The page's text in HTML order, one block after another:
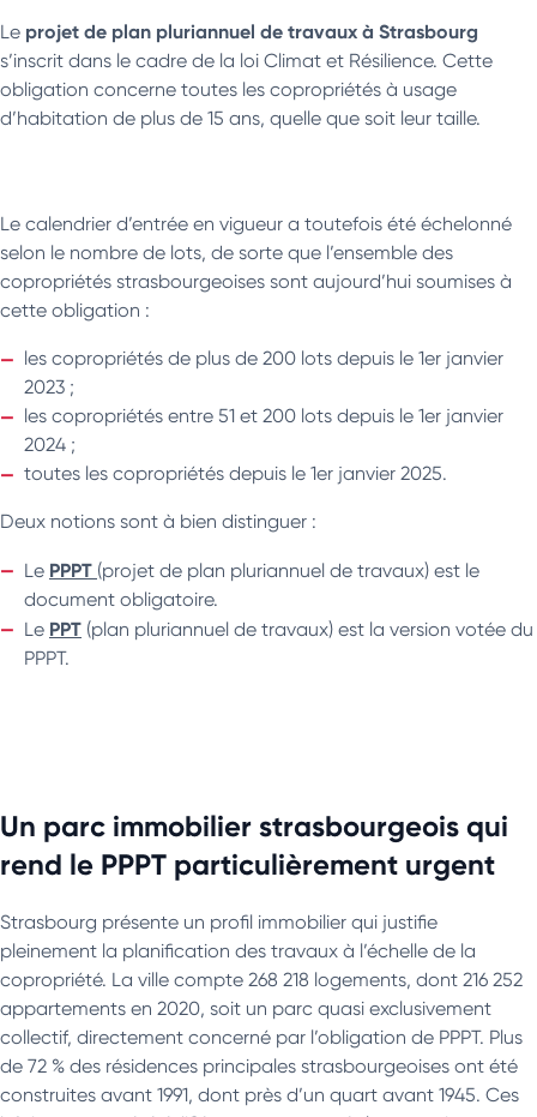
Le projet de plan pluriannuel de travaux à Strasbourg
s’inscrit dans le cadre de la loi Climat et Résilience. Cette
obligation concerne toutes les copropriétés à usage
d’habitation de plus de 15 ans, quelle que soit leur taille.
Le calendrier d’entrée en vigueur a toutefois été échelonné
selon le nombre de lots, de sorte que l’ensemble des
copropriétés strasbourgeoises sont aujourd’hui soumises à
cette obligation :
les copropriétés de plus de 200 lots depuis le 1er janvier
2023 ;
les copropriétés entre 51 et 200 lots depuis le 1er janvier
2024 ;
toutes les copropriétés depuis le 1er janvier 2025.
Deux notions sont à bien distinguer :
Le PPPT (projet de plan pluriannuel de travaux) est le
document obligatoire.
Le PPT (plan pluriannuel de travaux) est la version votée du
PPPT.
Un parc immobilier strasbourgeois qui
rend le PPPT particulièrement urgent
Strasbourg présente un profil immobilier qui justifie
pleinement la planification des travaux à l’échelle de la
copropriété. La ville compte 268 218 logements, dont 216 252
appartements en 2020, soit un parc quasi exclusivement
collectif, directement concerné par l’obligation de PPPT. Plus
de 72 % des résidences principales strasbourgeoises ont été
construites avant 1991, dont près d’un quart avant 1945. Ces